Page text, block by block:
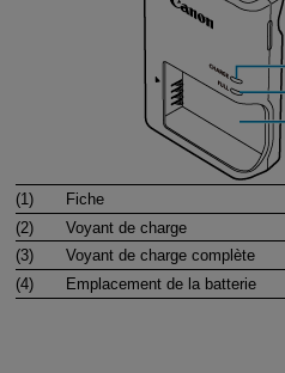
(1)
Fiche
(2)
Voyant de charge
(3)
Voyant de charge complète
(4)
Emplacement de la batterie